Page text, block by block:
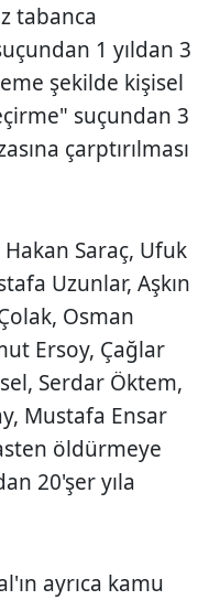
tabanca
1 yıldan 3
şekilde kişisel
suçundan 3
çarptırılması
Saraç, Ufuk
Uzunlar, Aşkın
Osman
Ersoy, Çağlar
Serdar Öktem,
Mustafa Ensar
öldürmeye
20'şer yıla
ayrıca kamu